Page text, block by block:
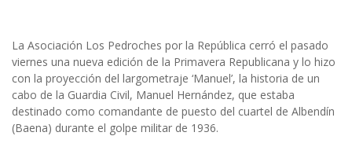
La Asociación Los Pedroches por la República cerró el pasado
viernes una nueva edición de la Primavera Republicana y lo hizo
con la proyección del largometraje ‘Manuel’, la historia de un
cabo de la Guardia Civil, Manuel Hernández, que estaba
destinado como comandante de puesto del cuartel de Albendín
(Baena) durante el golpe militar de 1936.